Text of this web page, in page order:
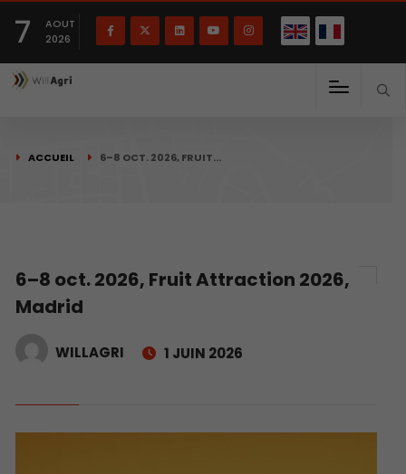
7
AOUT
2026
ACCUEIL 6–8 OCT. 2026, FRUIT…
6–8 oct. 2026, Fruit Attraction 2026,
Madrid
WILLAGRI 1 JUIN 2026
Français English(English)